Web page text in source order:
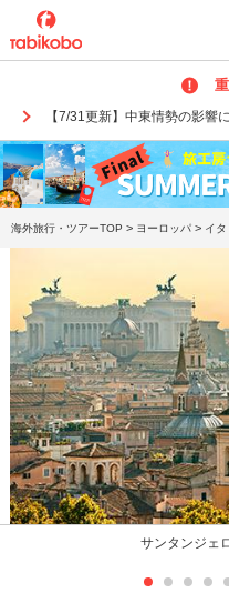
【7/31更新】中東情勢の影響
海外旅行・ツアーTOP > ヨーロッパ > イタ
サンタンジェ